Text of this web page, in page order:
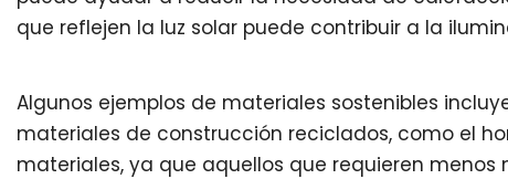
que reflejen la luz solar puede contribuir a la
Algunos ejemplos de materiales sostenibles
materiales de construcción reciclados, como el
materiales, ya que aquellos que requieren